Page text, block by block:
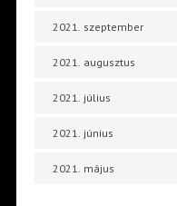
2021. szeptember
2021. augusztus
2021. július
2021. június
2021. május